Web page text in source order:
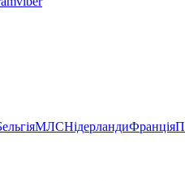
МЛСНідерландиФранція